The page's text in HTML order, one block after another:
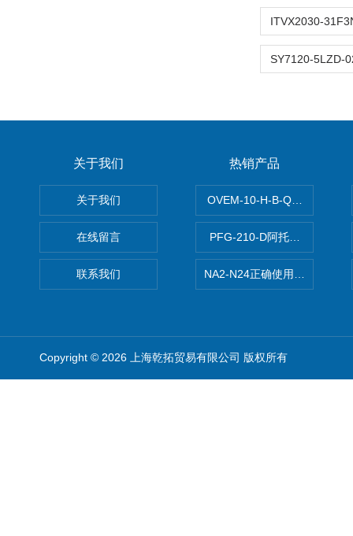
关于我们
关于我们
在线留言
联系我们
热销产品
OVEM-10-H-B-QO-CE-N-2P
PFG-210-D阿托斯ATOS电
NA2-N24正确使用松下安全光
Copyright © 2026 上海乾拓贸易有限公司 版权所有